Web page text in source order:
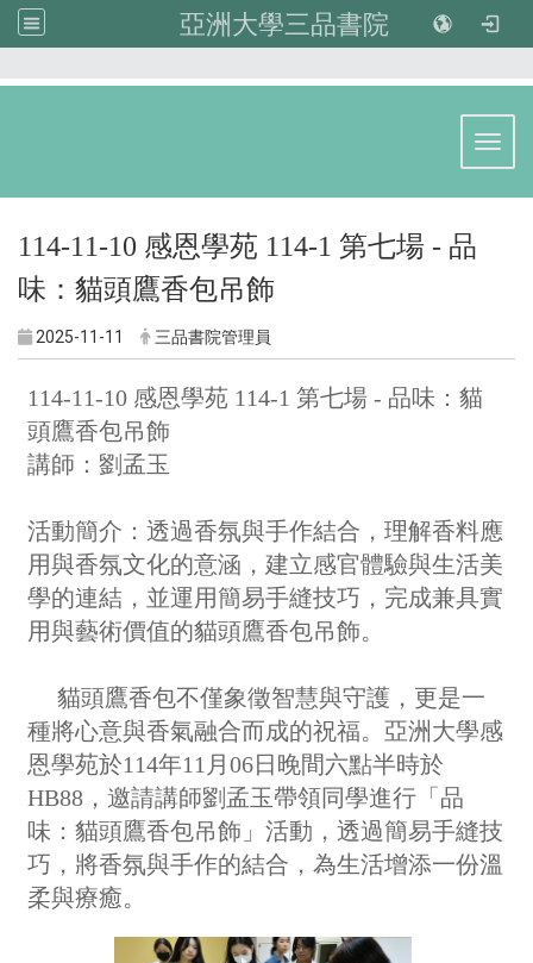
亞洲大學三品書院
114-11-10 感恩學苑 114-1 第七場 - 品
味：貓頭鷹香包吊飾
2025-11-11 三品書院管理員
114-11-10 感恩學苑 114-1 第七場 - 品味：貓
頭鷹香包吊飾
講師：劉孟玉
活動簡介： 透過香氛與手作結合，理解香料應
用與香氛文化的意涵，建立感官體驗與生活美
學的連結，並運用簡易手縫技巧，完成兼具實
用與藝術價值的貓頭鷹香包吊飾。
貓頭鷹香包不僅象徵智慧與守護，更是一
種將心意與香氣融合而成的祝福。亞洲大學感
恩學苑於114年11月06日晚間六點半時於
HB88，邀請講師劉孟玉帶領同學進行「品
味：貓頭鷹香包吊飾」活動，透過簡易手縫技
巧，將香氛與手作的結合，為生活增添一份溫
柔與療癒。